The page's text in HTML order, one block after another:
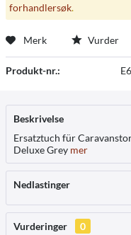
forhandlersøk.
Merk Vurder
Produkt-nr.:
Beskrivelse
Ersatztuch für
Deluxe Grey mer
Nedlastinger
Vurderinger
0